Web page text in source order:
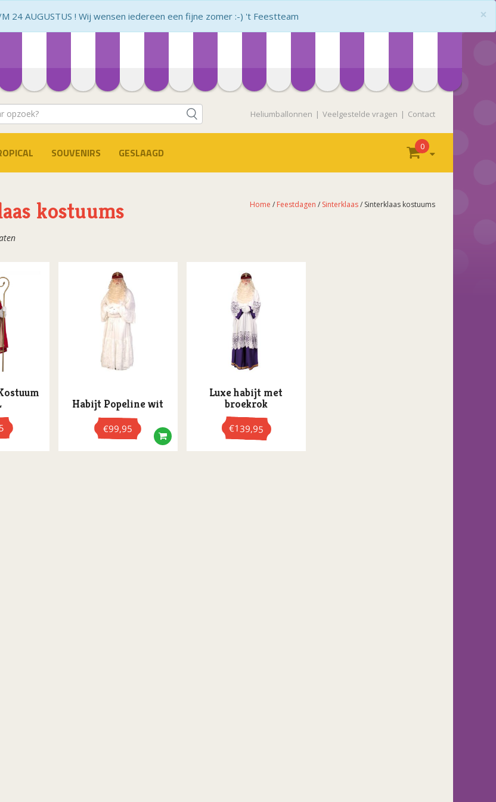
×
24 AUGUSTUS ! Wij wensen iedereen een fijne zomer :-) 't Feestteam
Heliumballonnen Veelgestelde vragen Contact
SOUVENIRS GESLAAGD 0
Home / Feestdagen / Sinterklaas/ Sinterklaas kostuums
kostuums
Gesorteerd
populariteit
Habijt Popeline wit
€99,95
Luxe habijt met
broekrok
€139,95